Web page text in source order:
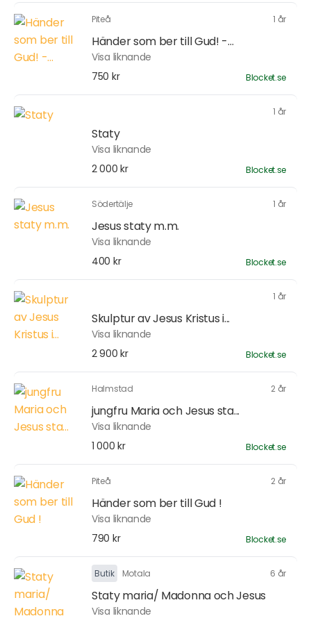
Piteå 1 år
Händer som ber till Gud! -...
Visa liknande
750 kr
Blocket.se
1 år
Staty
Visa liknande
2 000 kr
Blocket.se
Södertälje 1 år
Jesus staty m.m.
Visa liknande
400 kr
Blocket.se
1 år
Skulptur av Jesus Kristus i...
Visa liknande
2 900 kr
Blocket.se
Halmstad 2 år
jungfru Maria och Jesus sta...
Visa liknande
1 000 kr
Blocket.se
Piteå 2 år
Händer som ber till Gud !
Visa liknande
790 kr
Blocket.se
Butik Motala 6 år
Staty maria/ Madonna och Jesus
Visa liknande